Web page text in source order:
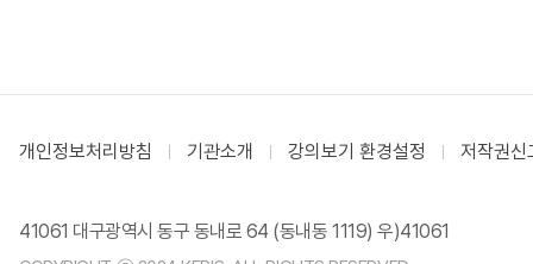
개인정보처리방침 기관소개 강의보기 환경설정 저작권신
41061 대구광역시 동구 동내로 64 (동내동 1119) 우)41061